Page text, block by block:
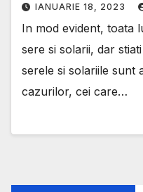
IANUARIE 18, 2023
In mod evident, toata
sere si solarii, dar
serele si solariile sunt
cazurilor, cei care…